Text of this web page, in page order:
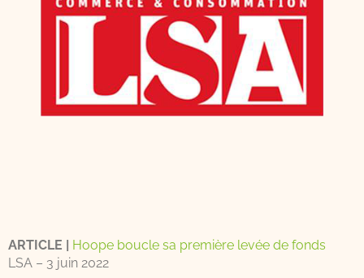
ARTICLE | Hoope boucle sa première levée de fonds
LSA – 3 juin 2022